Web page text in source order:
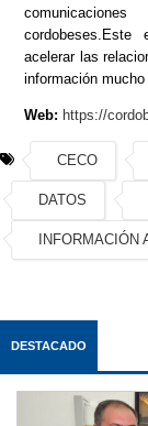
acelerar las
información
Web: https://
CECO
DATOS
INFORMACIÓN
DESTACADO